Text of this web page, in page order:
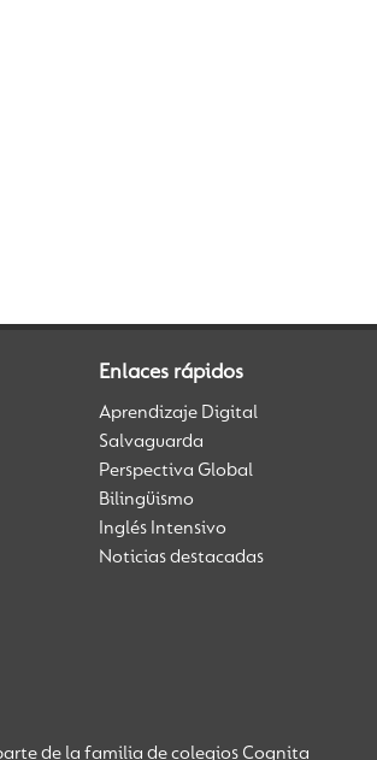
Enlaces rápidos
Aprendizaje Digital
Salvaguarda
Perspectiva Global
Bilingüismo
Inglés Intensivo
Noticias destacadas
de la familia de colegios Cognita